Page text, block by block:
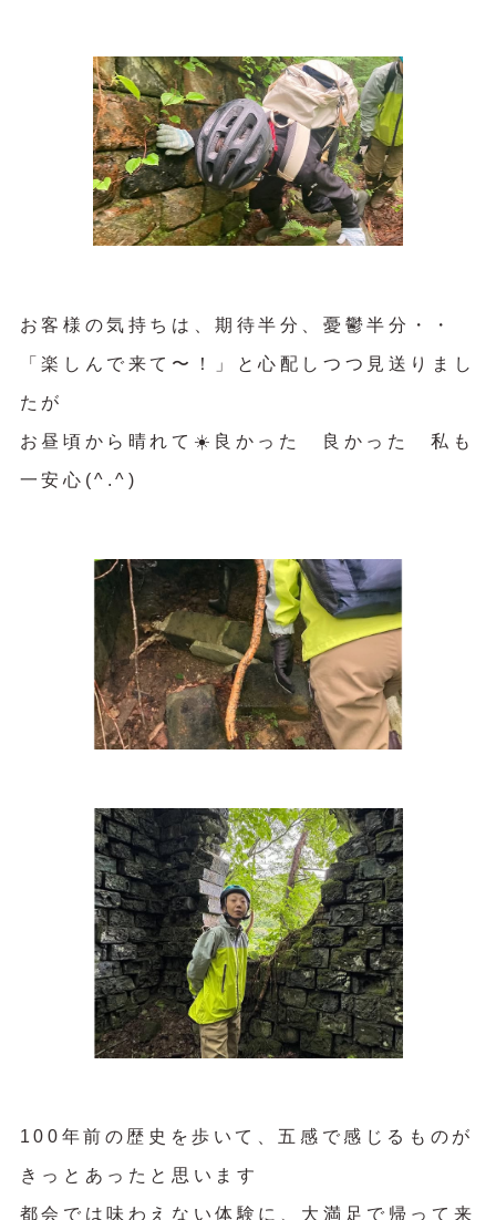
お客様の気持ちは、期待半分、憂鬱半分・・
「楽しんで来て〜！」と心配しつつ見送りまし
たが
お昼頃から晴れて☀️良かった 良かった 私も
一安心(^.^)
100年前の歴史を歩いて、五感で感じるものが
きっとあったと思います
都会では味わえない体験に、大満足で帰って来